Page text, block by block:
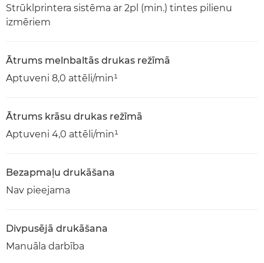
Strūklprintera sistēma ar 2pl (min.) tintes pilienu
izmēriem
Ātrums melnbaltās drukas režīmā
Aptuveni 8,0 attēli/min¹
Ātrums krāsu drukas režīmā
Aptuveni 4,0 attēli/min¹
Bezapmaļu drukāšana
Nav pieejama
Divpusējā drukāšana
Manuāla darbība